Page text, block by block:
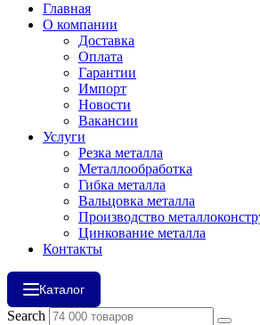
Главная
О компании
Доставка
Оплата
Гарантии
Импорт
Новости
Вакансии
Услуги
Резка металла
Металлообработка
Гибка металла
Вальцовка металла
Производство
Цинкование металла
Контакты
Каталог
Search